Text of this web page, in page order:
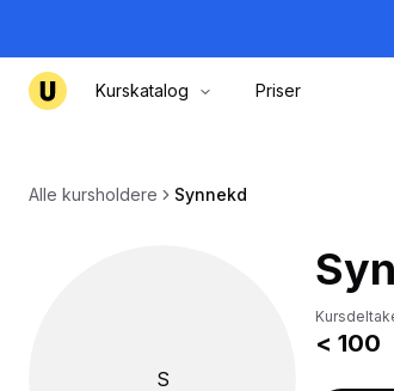
Kurskatalog Priser
Alle kursholdere Synnekd
S
< 100